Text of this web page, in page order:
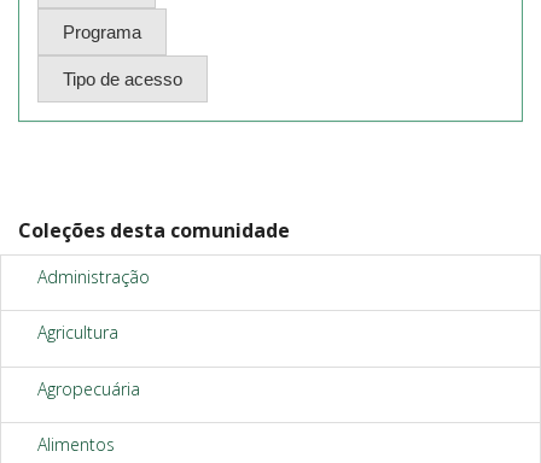
Coleções desta comunidade
Administração
Agricultura
Agropecuária
Alimentos